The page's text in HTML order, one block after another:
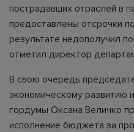
пострадавших отраслей в
предоставлены отсрочки
результате недополучил
отметил директор
В свою очередь
экономическому
гордумы Оксана Величко
исполнение бюджета за